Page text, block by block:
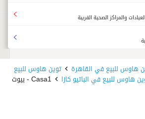
والمراكز الصحية القريبة
هاوس للبيع في القاهرة توين هاوس للبيع
هاوس للبيع في الباتيو كازا Casa1 - بيوت